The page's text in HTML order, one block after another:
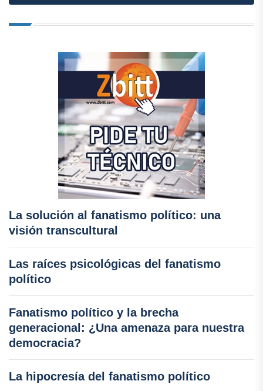
La solución al fanatismo político: una
visión transcultural
Las raíces psicológicas del fanatismo
político
Fanatismo político y la brecha
generacional: ¿Una amenaza para nuestra
democracia?
La hipocresía del fanatismo político